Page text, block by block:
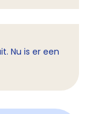
Nu is er een